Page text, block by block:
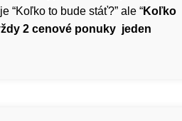
“Koľko to bude stáť?” ale “Koľko
2 cenové ponuky jeden